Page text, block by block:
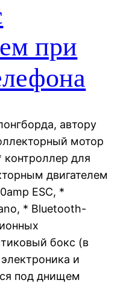
при
автору
мотор
контроллер для
двигателем
ESC, *
* Bluetooth-
бокс (в
и
под днищем